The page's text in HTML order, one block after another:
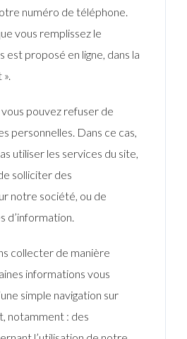
numéro de téléphone.
vous remplissez le
est proposé en ligne, dans la
vous pouvez refuser de
personnelles. Dans ce cas,
utiliser les services du site,
solliciter des
notre société, ou de
d’information.
collecter de manière
informations vous
simple navigation sur
notamment : des